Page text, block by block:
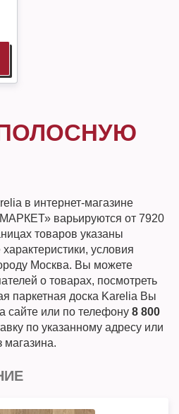
в интернет-магазине
варьируются от 7920
товаров указаны
условия
Москва. Вы можете
о товарах, посмотреть
паркетная доска Karelia Вы
сайте или по телефону 8 800
по указанному адресу или